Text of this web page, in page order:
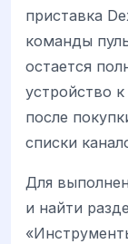
приставка
команды
остается
устройство
после
списки
Для
и найти